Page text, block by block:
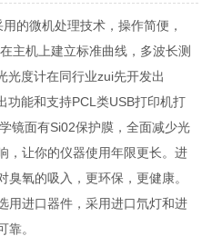
用的微机处理技术，操作简便，
主机上建立标准曲线，多波长测
光度计在同行业zui先开发出
功能和支持PCL类USB打印机打
镜面有Si02保护膜，全面减少光
，让你的仪器使用年限更长。进
氧的吸入，更环保，更健康。
用进口器件，采用进口氘灯和进
靠。